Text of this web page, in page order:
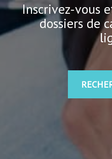
Inscrivez-vous
dossiers de